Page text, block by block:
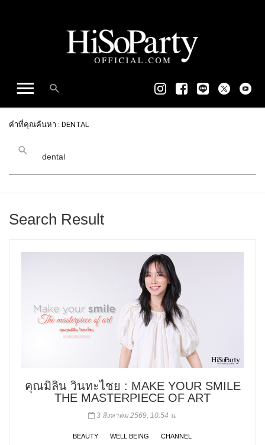
คำที่คุณค้นหา : DENTAL
Search Result
คุณมิลิน วินทะไชย : MAKE YOUR SMILE
THE MASTERPIECE OF ART
3 สิงหาคม 2569, 10:54 น.
BEAUTY WELL BEING CHANNEL